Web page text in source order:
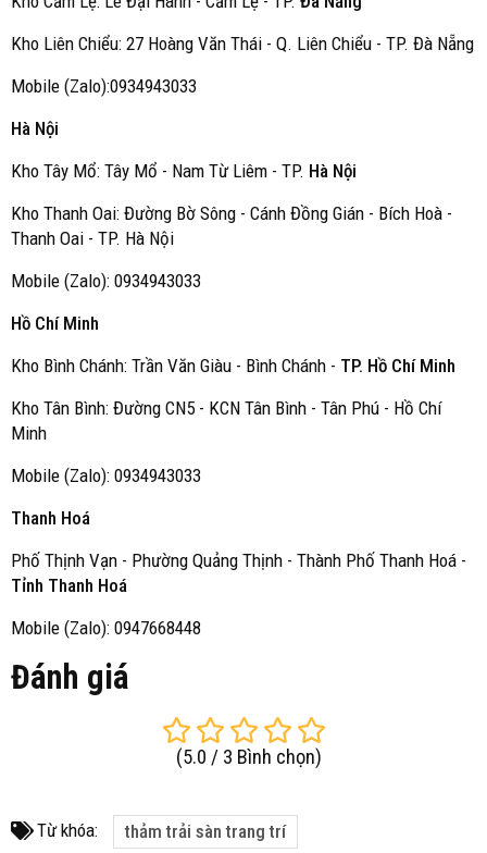
Kho Liên Chiểu: 27 Hoàng Văn Thái - Q. Liên Chiểu - TP. Đà Nẵng
Mobile (Zalo):0934943033
Hà Nội
Kho Tây Mổ: Tây Mổ - Nam Từ Liêm - TP. Hà Nội
Kho Thanh Oai: Đường Bờ Sông - Cánh Đồng Gián - Bích Hoà -
Thanh Oai - TP. Hà Nội
Mobile (Zalo): 0934943033
Hồ Chí Minh
Kho Bình Chánh: Trần Văn Giàu - Bình Chánh - TP. Hồ Chí Minh
Kho Tân Bình: Đường CN5 - KCN Tân Bình - Tân Phú - Hồ Chí
Minh
Mobile (Zalo): 0934943033
Thanh Hoá
Phố Thịnh Vạn - Phường Quảng Thịnh - Thành Phố Thanh Hoá -
Tỉnh Thanh Hoá
Mobile (Zalo): 0947668448
Đánh giá
(5.0 / 3 Bình chọn)
Từ khóa: thảm trải sàn trang trí